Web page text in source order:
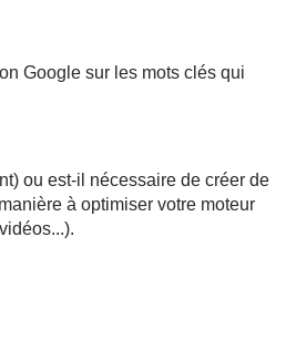
Google sur les mots clés qui
ou est-il nécessaire de créer de
à optimiser votre moteur